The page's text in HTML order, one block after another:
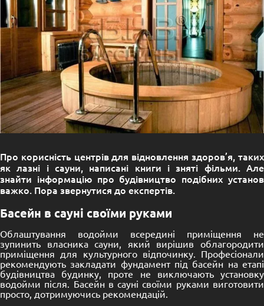
Про корисність центрів для відновлення здоров’я, таких
як лазні і сауни, написані книги і зняті фільми. Але
знайти інформацію про будівництво подібних установ
важко. Пора звернутися до експертів.
Басейн в сауні своїми руками
Облаштування водойми всередині приміщення не
зупинить власника сауни, який вирішив облагородити
приміщення для культурного відпочинку. Професіонали
рекомендують закладати фундамент під басейн на етапі
будівництва будинку, проте не виключають установку
водойми після. Басейн в сауні своїми руками виготовити
просто, дотримуючись рекомендацій.